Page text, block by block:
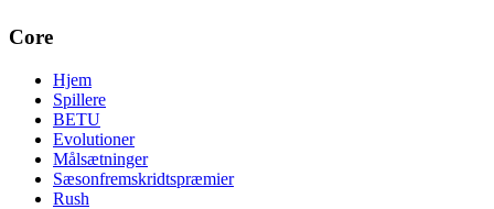
Core
Hjem
Spillere
BETU
Evolutioner
Målsætninger
Sæsonfremskridtspræmier
Rush